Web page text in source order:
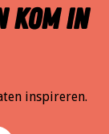
kom in
inspireren.